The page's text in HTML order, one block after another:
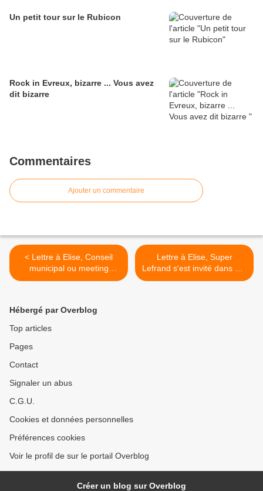
Un petit tour sur le Rubicon
Rock in Evreux, bizarre ... Vous avez
dit bizarre
Commentaires
Ajouter un commentaire
< Lettre à Elise, Conseil
municipal ou meeting
électoral ?
Lettre à Elise, Super
Lefrand s'est invité dans ma
boite aux lettres >
Hébergé par Overblog
Top articles
Pages
Contact
Signaler un abus
C.G.U.
Cookies et données personnelles
Préférences cookies
Voir le profil de sur le portail Overblog
Créer un blog sur Overblog